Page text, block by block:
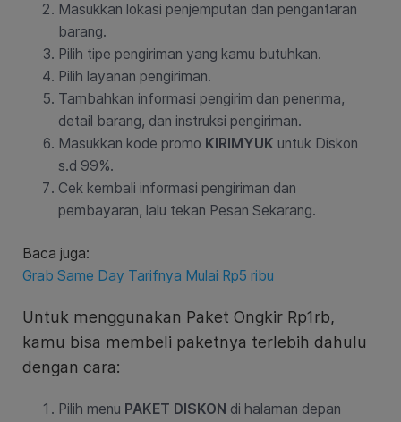
Masukkan lokasi penjemputan dan pengantaran
barang.
Pilih tipe pengiriman yang kamu butuhkan.
Pilih layanan pengiriman.
Tambahkan informasi pengirim dan penerima,
detail barang, dan instruksi pengiriman.
Masukkan kode promo KIRIMYUK untuk Diskon
s.d 99%.
Cek kembali informasi pengiriman dan
pembayaran, lalu tekan Pesan Sekarang.
Baca juga:
Grab Same Day Tarifnya Mulai Rp5 ribu
Untuk menggunakan Paket Ongkir Rp1rb,
kamu bisa membeli paketnya terlebih dahulu
dengan cara:
Pilih menu PAKET DISKON di halaman depan